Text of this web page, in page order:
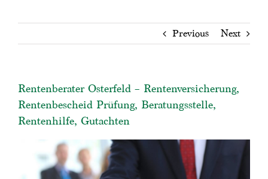
Previous Next
Rentenberater Osterfeld – Rentenversicherung,
Rentenbescheid Prüfung, Beratungsstelle,
Rentenhilfe, Gutachten